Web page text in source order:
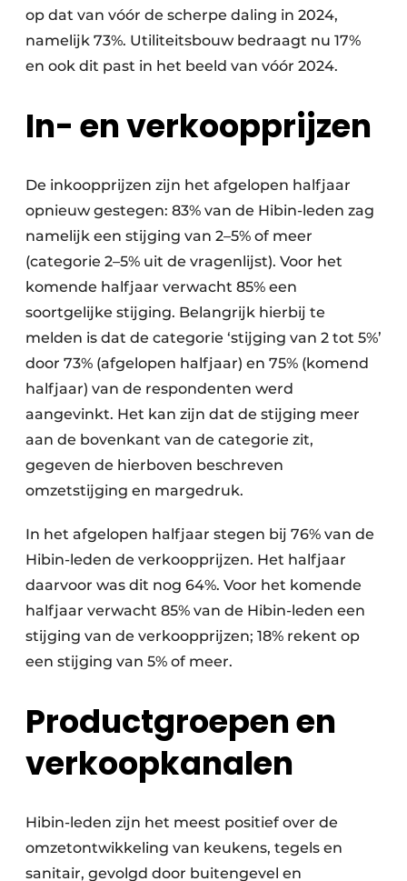
op dat van vóór de scherpe daling in 2024,
namelijk 73%. Utiliteitsbouw bedraagt nu 17%
en ook dit past in het beeld van vóór 2024.
In- en verkoopprijzen
De inkoopprijzen zijn het afgelopen halfjaar
opnieuw gestegen: 83% van de Hibin-leden zag
namelijk een stijging van 2–5% of meer
(categorie 2–5% uit de vragenlijst). Voor het
komende halfjaar verwacht 85% een
soortgelijke stijging. Belangrijk hierbij te
melden is dat de categorie ‘stijging van 2 tot 5%’
door 73% (afgelopen halfjaar) en 75% (komend
halfjaar) van de respondenten werd
aangevinkt. Het kan zijn dat de stijging meer
aan de bovenkant van de categorie zit,
gegeven de hierboven beschreven
omzetstijging en margedruk.
In het afgelopen halfjaar stegen bij 76% van de
Hibin-leden de verkoopprijzen. Het halfjaar
daarvoor was dit nog 64%. Voor het komende
halfjaar verwacht 85% van de Hibin-leden een
stijging van de verkoopprijzen; 18% rekent op
een stijging van 5% of meer.
Productgroepen en
verkoopkanalen
Hibin-leden zijn het meest positief over de
omzetontwikkeling van keukens, tegels en
sanitair, gevolgd door buitengevel en